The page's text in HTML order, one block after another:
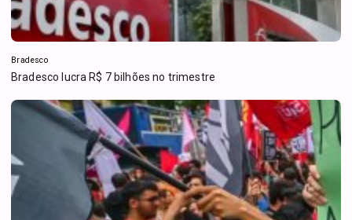
Bradesco
Bradesco lucra R$ 7 bilhões no trimestre